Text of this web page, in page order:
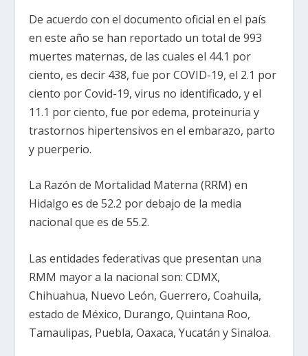
De acuerdo con el documento oficial en el país
en este año se han reportado un total de 993
muertes maternas, de las cuales el 44.1 por
ciento, es decir 438, fue por COVID-19, el 2.1 por
ciento por Covid-19, virus no identificado, y el
11.1 por ciento, fue por edema, proteinuria y
trastornos hipertensivos en el embarazo, parto
y puerperio.
La Razón de Mortalidad Materna (RRM) en
Hidalgo es de 52.2 por debajo de la media
nacional que es de 55.2.
Las entidades federativas que presentan una
RMM mayor a la nacional son: CDMX,
Chihuahua, Nuevo León, Guerrero, Coahuila,
estado de México, Durango, Quintana Roo,
Tamaulipas, Puebla, Oaxaca, Yucatán y Sinaloa.